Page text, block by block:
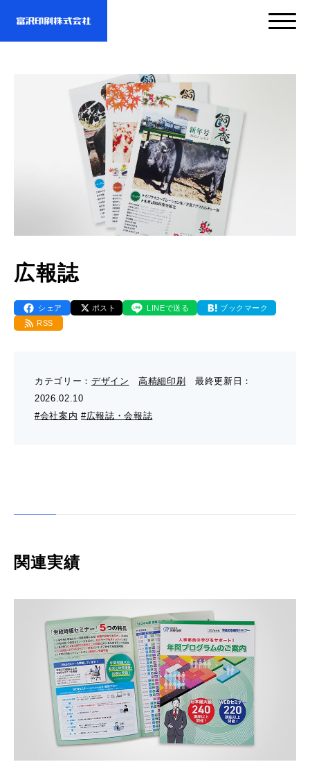
- サービスTOP
- 映像・動画制作
- ぎぞらーず
- デザイン
- 販促グッズ
- 高精細印刷
- 企業情報TOP
- ごあいさつ
- 会社概要
- 設備一覧・沿革
- アクセス
- CSR活動
- ぎぞらーず
- 高精細印刷
お問い合わせ・資料DL
- お問い合わせTOP
- 工場見学のお問い合わせ
わたしたちについて
採用情報
個人情報保護方針
広報誌
シェア ポスト LINEで送る
ブックマーク
RSS
カテゴリー： デザイン 高精細印刷
最終更新日：
2026.02.10
#会社案内 #広報誌・会報誌
関連実績